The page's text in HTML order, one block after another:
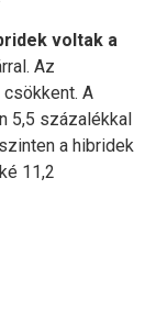
voltak a
Az
A
5,5 százalékkal
a hibridek
11,2